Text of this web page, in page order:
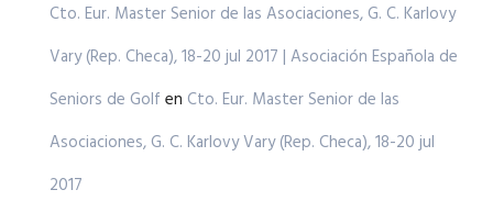
Cto. Eur. Master Senior de las Asociaciones, G. C. Karlovy
Vary (Rep. Checa), 18-20 jul 2017 | Asociación Española de
Seniors de Golf en Cto. Eur. Master Senior de las
Asociaciones, G. C. Karlovy Vary (Rep. Checa), 18-20 jul
2017